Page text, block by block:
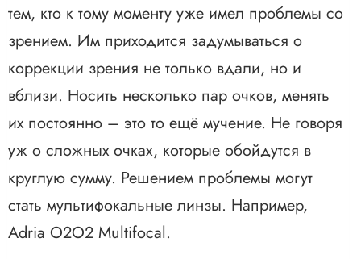
тем, кто к тому моменту уже имел проблемы со
зрением. Им приходится задумываться о
коррекции зрения не только вдали, но и
вблизи. Носить несколько пар очков, менять
их постоянно – это то ещё мучение. Не говоря
уж о сложных очках, которые обойдутся в
круглую сумму. Решением проблемы могут
стать мультифокальные линзы. Например,
Adria O2O2 Multifocal.